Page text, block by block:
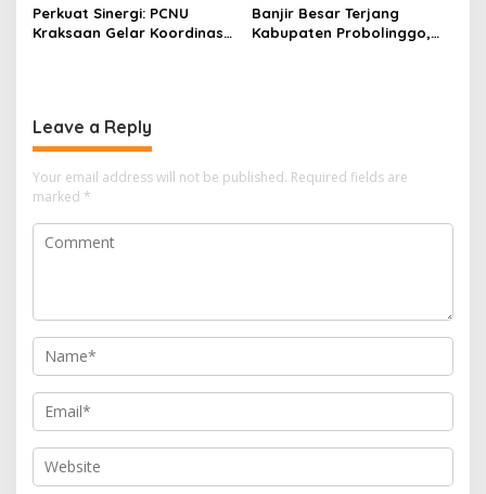
Perkuat Sinergi: PCNU
Kraksaan Gelar Koordinasi
Banjir Besar Terjang
Kabupaten Probolinggo,
Leave a Reply
Your email address will not be published. Required fields are
marked *